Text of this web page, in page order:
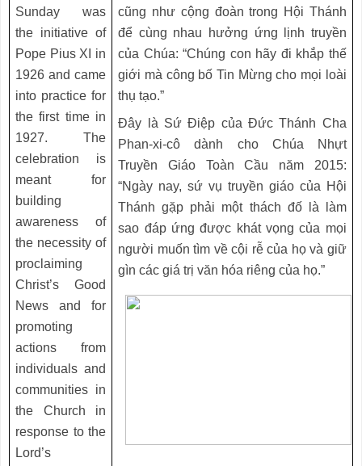
Sunday was
the initiative of
Pope Pius XI in
1926 and came
into practice for
the first time in
1927. The
celebration is
meant for
building
awareness of
the necessity of
proclaiming
Christ’s Good
News and for
promoting
actions from
individuals and
communities in
the Church in
response to the
Lord’s
cũng như cộng đoàn trong Hội Thánh
để cùng nhau hưởng ứng lịnh truyền
của Chúa: “Chúng con hãy đi khắp thế
giới mà công bố Tin Mừng cho mọi loài
thụ tạo.”
Đây là Sứ Điệp của Đức Thánh Cha
Phan-xi-cô dành cho Chúa Nhựt
Truyền Giáo Toàn Cầu năm 2015:
“Ngày nay, sứ vụ truyền giáo của Hội
Thánh gặp phải một thách đố là làm
sao đáp ứng được khát vọng của mọi
người muốn tìm về cội rễ của họ và giữ
gìn các giá trị văn hóa riêng của họ.”